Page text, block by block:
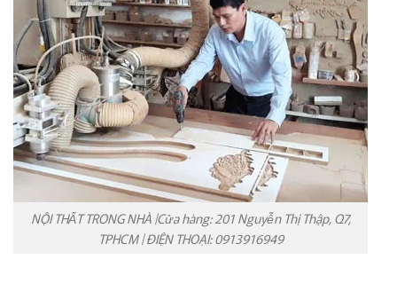
NỘI THẤT TRONG NHÀ |Cửa hàng: 201 Nguyễn Thị Thập, Q7,
TPHCM | ĐIỆN THOẠI: 0913916949